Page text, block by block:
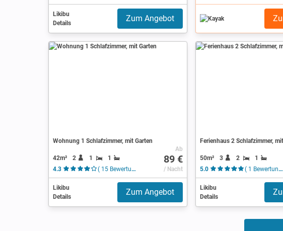
Likibu
Details
Zum Angebot
Wohnung 1 Schlafzimmer, mit Garten
42m² 2 1
1
4.3
( 15 Bewertungen )
Ab
89 €
/ Nacht
Likibu
Details
Zum Angebot
Ferienhaus 2 Schlafzimmer,
50m² 3 2
1
5.0
( 1 Bewertung )
Likibu
Details